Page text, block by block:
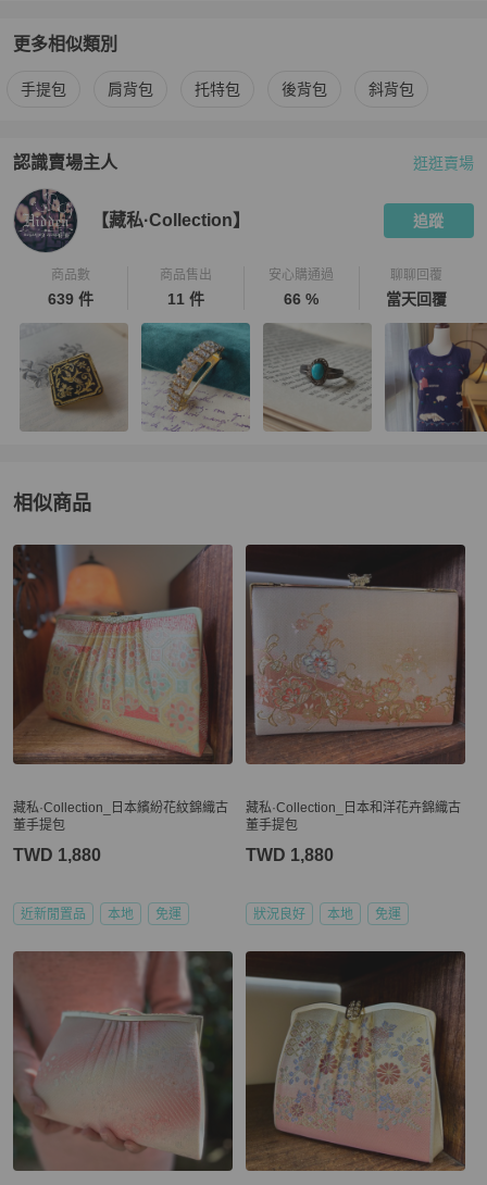
更多相似類別
更多女包 相似商品推薦
手提包 肩背包 托特包 後背包 斜背包
認識賣場主人
PopChill 拍拍圈嚴選賣家
逛逛賣場
【藏私·Collection】 追蹤
商品數
639 件
商品售出
11 件
安心購通過
66 %
聊聊回覆
當天回覆
相似商品
更多相似女包推薦精品
藏私·Collection_日本繽紛花紋錦織古
董手提包
TWD 1,880
近新閒置品 本地 免運
藏私·Collection_日本和洋花卉錦織古
董手提包
TWD 1,880
狀況良好 本地 免運